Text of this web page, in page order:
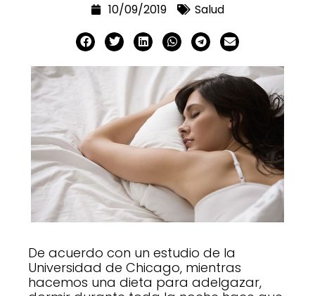
10/09/2019 Salud
De acuerdo con un estudio de la
Universidad de Chicago, mientras
hacemos una dieta para adelgazar,